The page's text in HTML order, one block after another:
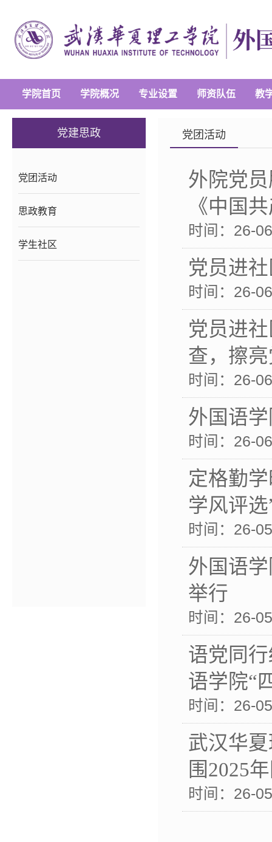
学院首页 学院概况 专业设置 师资队伍 教
党建思政
党团活动
思政教育
学生社区
党团活动
外院党
《中国
时间：26-
党员进
时间：26-
党员进
查，擦
时间：26-
外国语
时间：26-
定格勤
学风评
时间：26-
外国语
举行
时间：26-
语党同
语学院“
时间：26-
武汉华
围2025
时间：26-